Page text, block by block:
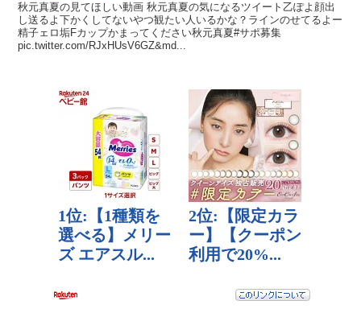
秋元真夏の見てほしい動画 秋元真夏の気になるツイート乙ぽよ顔出
し送るよ下かくしてないやつ観たい人いるかな？ラインのせてるよー
精子ェロ垢Fカップかまってください秋元真夏#サポ募集
pic.twitter.com/RJxHUsV6GZ&md...